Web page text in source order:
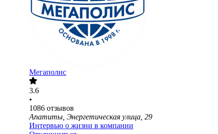
Мегаполис
3.6
•
1086 отзывов
Апатиты, Энергетическая улица, 29
Интервью о жизни в компании